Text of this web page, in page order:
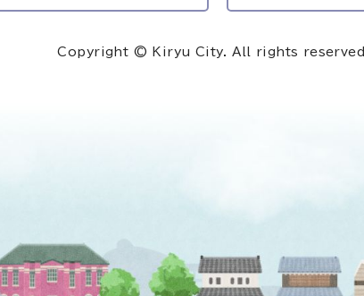
Copyright © Kiryu City. All rights reserved.